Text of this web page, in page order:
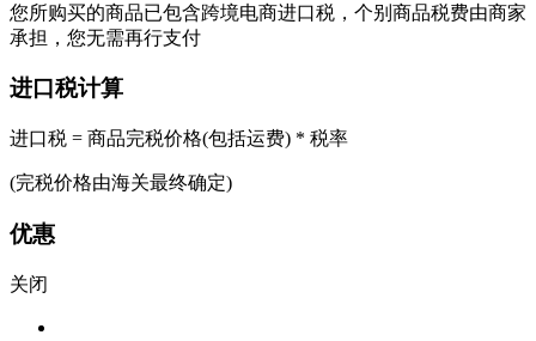
您所购买的商品已包含跨境电商进口税，个别商品税费由商家
承担，您无需再行支付
进口税计算
进口税 = 商品完税价格(包括运费) * 税率
(完税价格由海关最终确定)
优惠
关闭